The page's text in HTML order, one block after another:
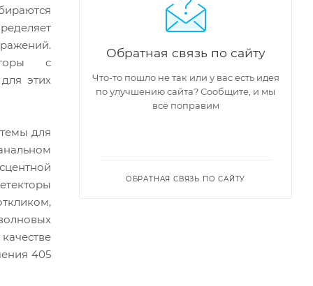
с
этих
для
405
Обратная связь по сайту
Что-то пошло не так или у вас есть идея
по улучшению сайта? Сообщите, и мы
всё поправим
ОБРАТНАЯ СВЯЗЬ ПО САЙТУ